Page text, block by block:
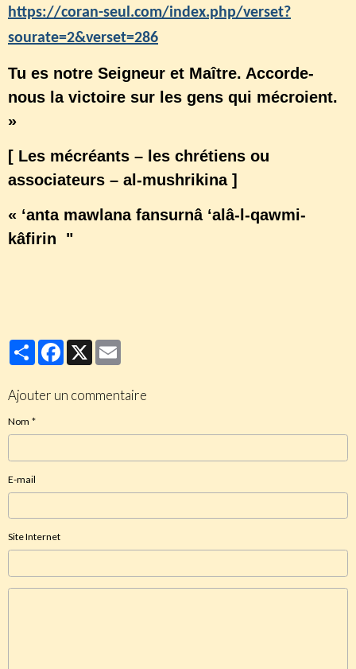
https://coran-seul.com/index.php/verset?
sourate=2&verset=286
Tu es notre Seigneur et Maître. Accorde-
nous la victoire sur les gens qui mécroient.
»
[ Les mécréants – les chrétiens ou
associateurs – al-mushrikina ]
« ‘anta mawlana fansurnâ ‘alâ-l-qawmi-
kâfirin "
PartagerFacebook
X
Ajouter un commentaire
Nom
E-mail
Site Internet